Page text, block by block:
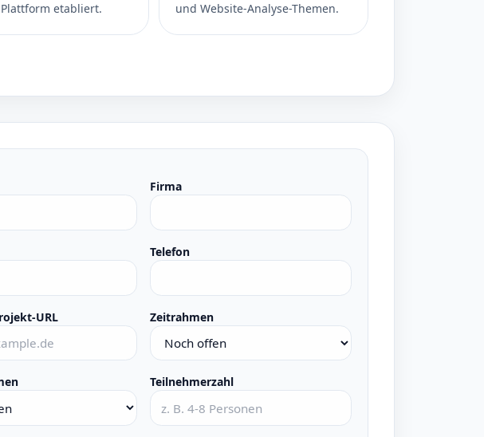
etabliert.
und Website-Analyse-Themen.
Firma
Telefon
URL Zeitrahmen
Teilnehmerzahl